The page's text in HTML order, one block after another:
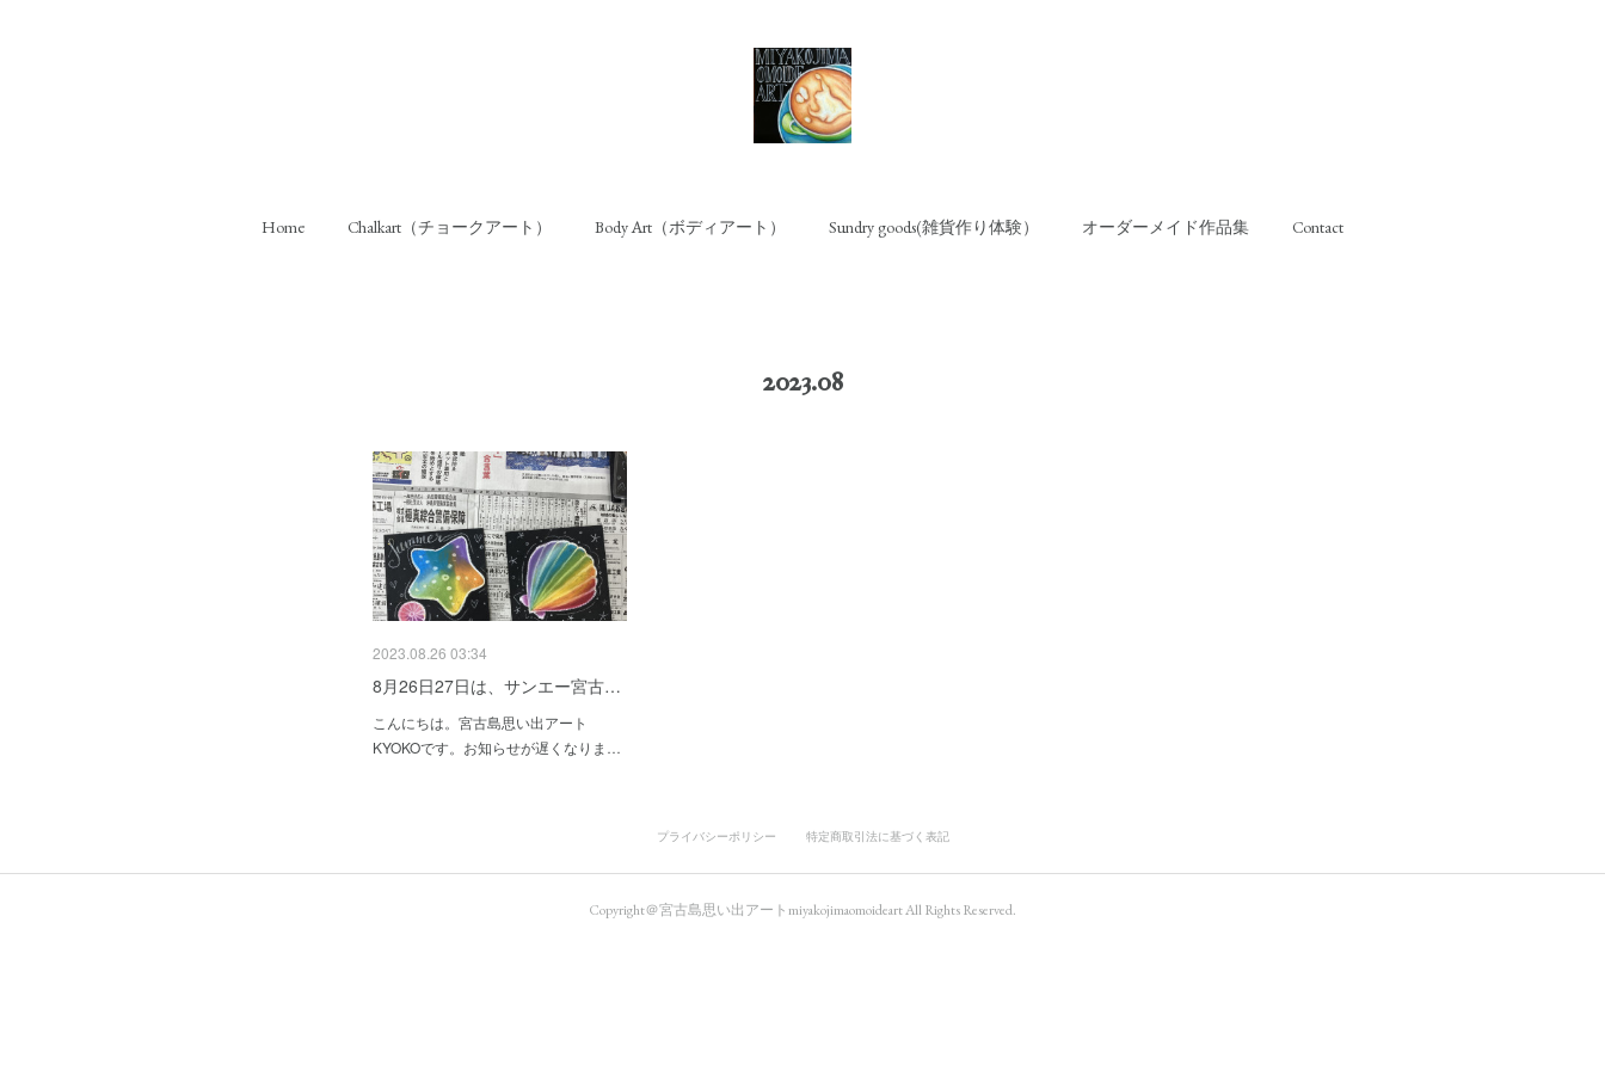
Home Chalkart（チョークアート） Body Art（ボディアート） Sundry goods(雑貨作り体験） オーダーメイド作品集 Contact
2023.08
2023.08.26 03:34
8月26日27日は、サンエー宮古…
こんにちは。宮古島思い出アート
KYOKOです。お知らせが遅くなりま…
プライバシーポリシー 特定商取引法に基づく表記
Copyright＠宮古島思い出アートmiyakojimaomoideart All Rights Reserved.